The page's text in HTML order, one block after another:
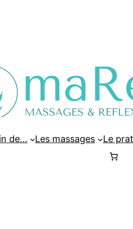
de… Les massages Le